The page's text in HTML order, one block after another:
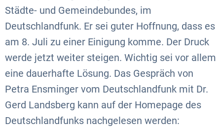
Städte- und Gemeindebundes, im
Deutschlandfunk. Er sei guter Hoffnung, dass es
am 8. Juli zu einer Einigung komme. Der Druck
werde jetzt weiter steigen. Wichtig sei vor allem
eine dauerhafte Lösung. Das Gespräch von
Petra Ensminger vom Deutschlandfunk mit Dr.
Gerd Landsberg kann auf der Homepage des
Deutschlandfunks nachgelesen werden: